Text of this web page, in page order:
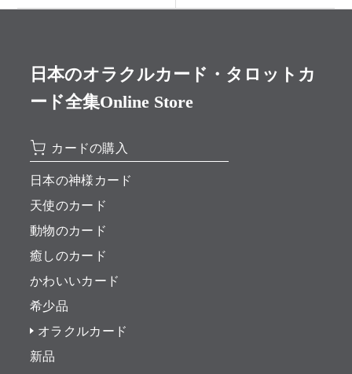
日本のオラクルカード・タロットカ
ード全集Online Store
カードの購入
日本の神様カード
天使のカード
動物のカード
癒しのカード
かわいいカード
希少品
オラクルカード
新品